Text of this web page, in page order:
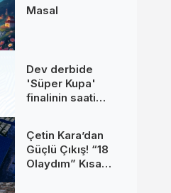
Masal
Dev derbide
'Süper Kupa'
finalinin saati
Çetin Kara’dan
Güçlü Çıkış! “18
Olaydım” Kısa